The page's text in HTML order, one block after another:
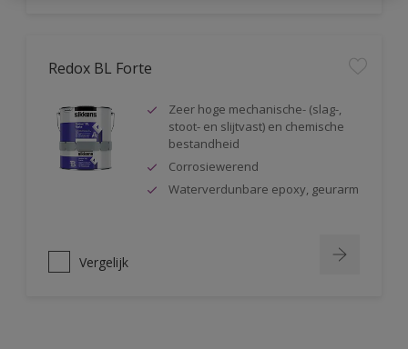
Redox BL Forte
Zeer hoge mechanische- (slag-,
stoot- en slijtvast) en chemische
bestandheid
Corrosiewerend
Waterverdunbare epoxy, geurarm
Vergelijk